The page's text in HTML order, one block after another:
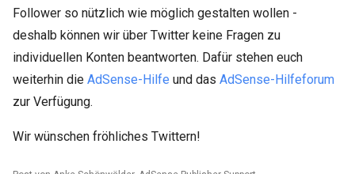
Follower so nützlich wie möglich gestalten wollen -
deshalb können wir über Twitter keine Fragen zu
individuellen Konten beantworten. Dafür stehen euch
weiterhin die AdSense-Hilfe und das AdSense-Hilfeforum
zur Verfügung.
Wir wünschen fröhliches Twittern!